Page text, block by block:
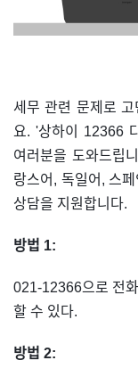
세무 관련 문제로 고
요. '상하이 12366
여러분을 도와드립
랑스어, 독일어, 스
상담을 지원합니다.
방법 1:
021-12366으로 전
할 수 있다.
방법 2: